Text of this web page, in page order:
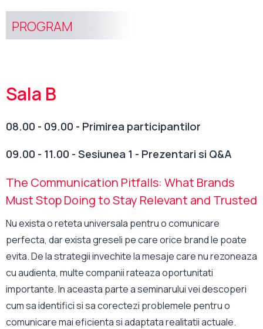
PROGRAM
Sala B
08.00 - 09.00 - Primirea participantilor
09.00 - 11.00 - Sesiunea 1 - Prezentari si Q&A
The Communication Pitfalls: What Brands
Must Stop Doing to Stay Relevant and Trusted
Nu exista o reteta universala pentru o comunicare
perfecta, dar exista greseli pe care orice brand le poate
evita. De la strategii invechite la mesaje care nu rezoneaza
cu audienta, multe companii rateaza oportunitati
importante. In aceasta parte a seminarului vei descoperi
cum sa identifici si sa corectezi problemele pentru o
comunicare mai eficienta si adaptata realitatii actuale.